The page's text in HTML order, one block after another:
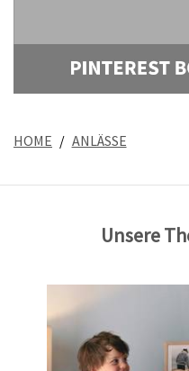
HOME ANLÄSSE
Unsere